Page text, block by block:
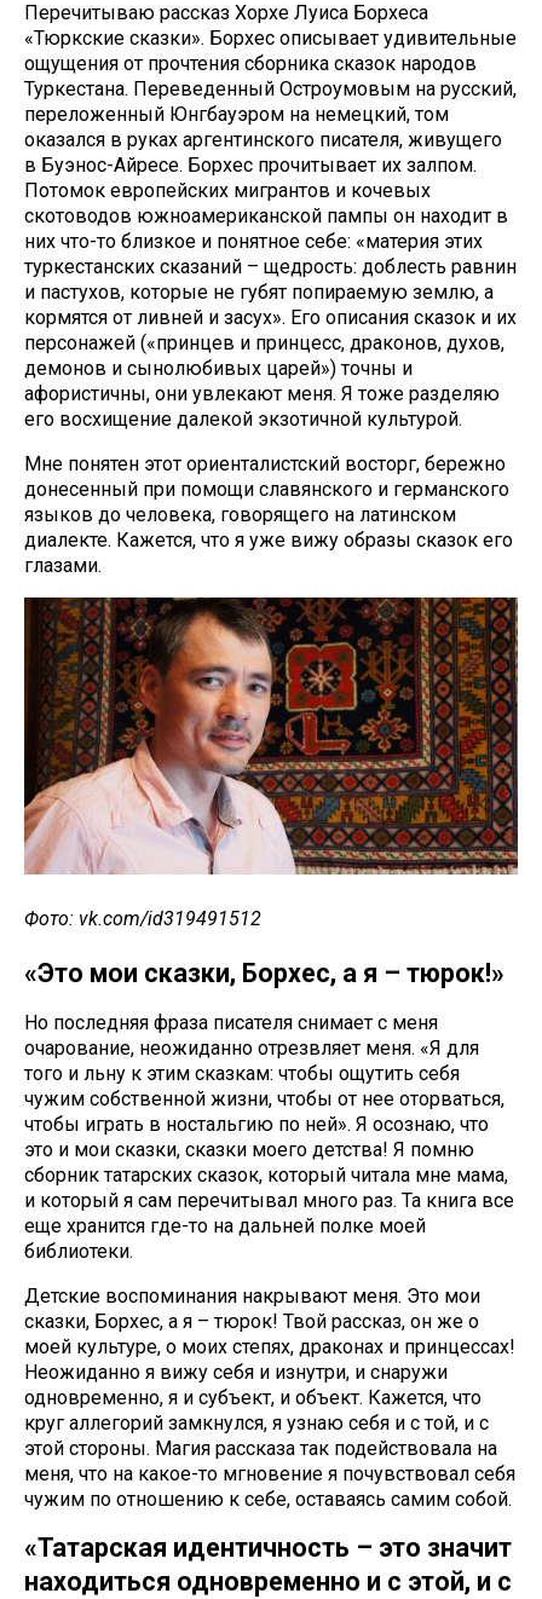
Перечитываю рассказ Хорхе Луиса Борхеса
«Тюркские сказки». Борхес описывает удивительные
ощущения от прочтения сборника сказок народов
Туркестана. Переведенный Остроумовым на русский,
переложенный Юнгбауэром на немецкий, том
оказался в руках аргентинского писателя, живущего
в Буэнос-Айресе. Борхес прочитывает их залпом.
Потомок европейских мигрантов и кочевых
скотоводов южноамериканской пампы он находит в
них что-то близкое и понятное себе: «материя этих
туркестанских сказаний – щедрость: доблесть равнин
и пастухов, которые не губят попираемую землю, а
кормятся от ливней и засух». Его описания сказок и их
персонажей («принцев и принцесс, драконов, духов,
демонов и сынолюбивых царей») точны и
афористичны, они увлекают меня. Я тоже разделяю
его восхищение далекой экзотичной культурой.
Мне понятен этот ориенталистский восторг, бережно
донесенный при помощи славянского и германского
языков до человека, говорящего на латинском
диалекте. Кажется, что я уже вижу образы сказок его
глазами.
Фото: vk.com/id319491512
«Это мои сказки, Борхес, а я – тюрок!»
Но последняя фраза писателя снимает с меня
очарование, неожиданно отрезвляет меня. «Я для
того и льну к этим сказкам: чтобы ощутить себя
чужим собственной жизни, чтобы от нее оторваться,
чтобы играть в ностальгию по ней». Я осознаю, что
это и мои сказки, сказки моего детства! Я помню
сборник татарских сказок, который читала мне мама,
и который я сам перечитывал много раз. Та книга все
еще хранится где-то на дальней полке моей
библиотеки.
Детские воспоминания накрывают меня. Это мои
сказки, Борхес, а я – тюрок! Твой рассказ, он же о
моей культуре, о моих степях, драконах и принцессах!
Неожиданно я вижу себя и изнутри, и снаружи
одновременно, я и субъект, и объект. Кажется, что
круг аллегорий замкнулся, я узнаю себя и с той, и с
этой стороны. Магия рассказа так подействовала на
меня, что на какое-то мгновение я почувствовал себя
чужим по отношению к себе, оставаясь самим собой.
«Татарская идентичность – это значит
находиться одновременно и с этой, и с